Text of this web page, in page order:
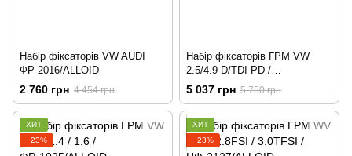
Набір фіксаторів VW AUDI
ФР-2016/ALLOID
2 760 грн 4 454 грн
Набір фіксаторів ГРМ VW
2.5/4.9 D/TDI PD /
ФР-2022D/ALLOID
5 037 грн 5 750 грн
ХИТ
−23%
ХИТ
−23%